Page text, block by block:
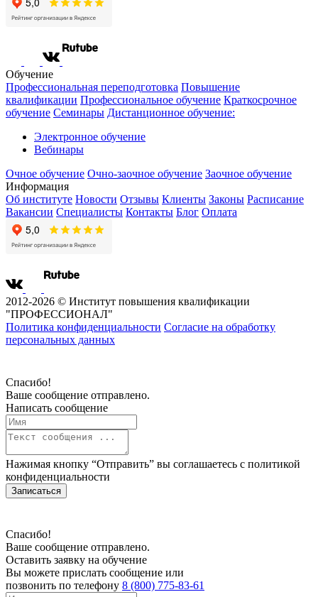
Обучение
Профессиональная переподготовка Повышение
квалификации Профессиональное обучение Краткосрочное
обучение Семинары Дистанционное обучение:
Электронное обучение
Вебинары
Очное обучение Очно-заочное обучение Заочное обучение
Информация
Об институте Новости Отзывы Клиенты Законы Расписание
Вакансии Специалисты Контакты Блог Оплата
2012-2026 © Институт повышения квалификации
"ПРОФЕССИОНАЛ"
Политика конфиденциальности Согласие на обработку
персональных данных
Спасибо!
Ваше сообщение отправлено.
Написать сообщение
Нажимая кнопку “Отправить” вы соглашаетесь с политикой
конфиденциальности
Записаться
Спасибо!
Ваше сообщение отправлено.
Оставить заявку на обучение
Вы можете прислать сообщение или
позвонить по телефону 8 (800) 775-83-61